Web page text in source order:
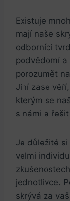
Existuje
mají naše
odborníci
podvědomí a
porozumět
Jiní zase
kterým se
s námi a
Je důležité
velmi
jednotlivce.
skrývá za